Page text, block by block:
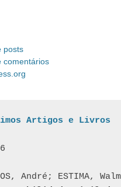
posts
comentários
Artigos e Livros